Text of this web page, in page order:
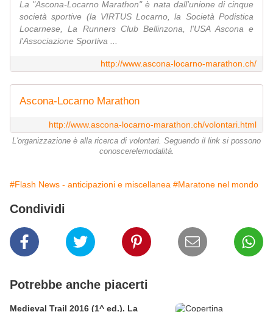
La "Ascona-Locarno Marathon" è nata dall'unione di cinque
società sportive (la VIRTUS Locarno, la Società Podistica
Locarnese, La Runners Club Bellinzona, l'USA Ascona e
l'Associazione Sportiva ...
http://www.ascona-locarno-marathon.ch/
Ascona-Locarno Marathon
http://www.ascona-locarno-marathon.ch/volontari.html
L'organizzazione è alla ricerca di volontari. Seguendo il link si possono
conoscerelemodalità.
#Flash News - anticipazioni e miscellanea #Maratone nel mondo
Condividi
Potrebbe anche piacerti
Medieval Trail 2016 (1^ ed.). La